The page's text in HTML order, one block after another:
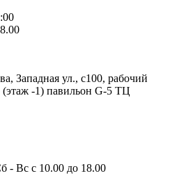
Западная ул., с100, рабочий
(этаж -1) павильон G-5 ТЦ
- Вс с 10.00 до 18.00